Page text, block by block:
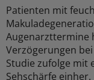
Patienten mit
Augenarzttermine
Verzögerungen
Studie zufolge mit
Sehschärfe einher.